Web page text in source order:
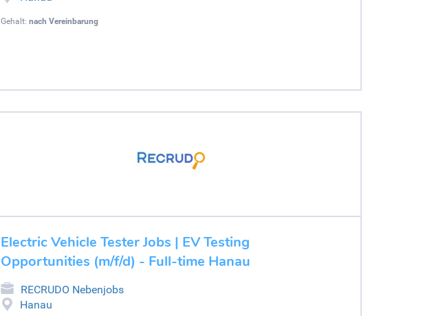
Gehalt: nach Vereinbarung
Electric Vehicle Tester Jobs | EV Testing
Opportunities (m/f/d) - Full-time Hanau
RECRUDO Nebenjobs
Hanau